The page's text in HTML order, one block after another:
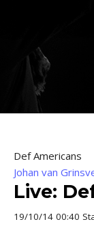
Def Americans
Johan van
Live:
19/10/14 00:40